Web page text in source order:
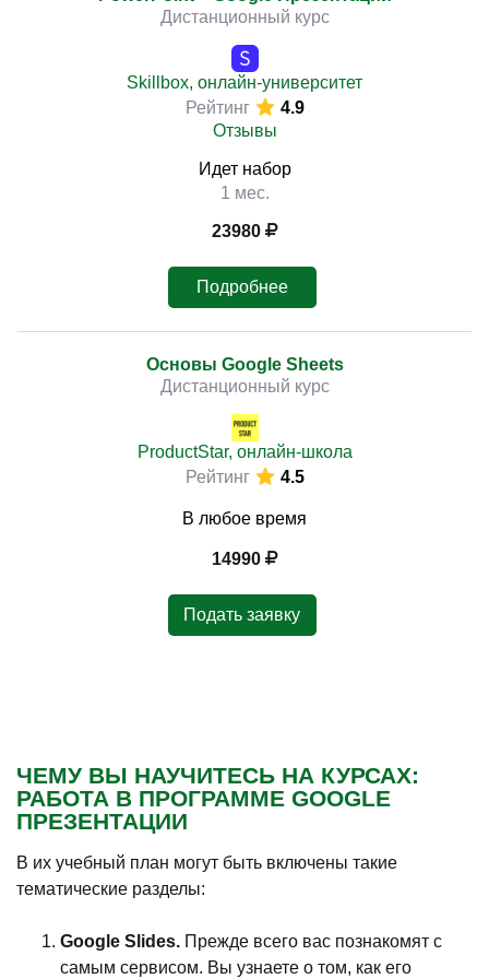
Дистанционный курс
Skillbox, онлайн-университет
Рейтинг
4.9
Отзывы
Идет набор
1 мес.
23980
Подробнее
Основы Google Sheets
Дистанционный курс
ProductStar, онлайн-школа
Рейтинг
4.5
В любое время
14990
Подать заявку
ЧЕМУ ВЫ НАУЧИТЕСЬ НА КУРСАХ:
РАБОТА В ПРОГРАММЕ GOOGLE
ПРЕЗЕНТАЦИИ
В их учебный план могут быть включены такие
тематические разделы:
Google Slides. Прежде всего вас познакомят с
самым сервисом. Вы узнаете о том, как его